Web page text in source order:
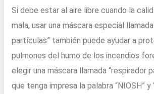
Si debe estar al aire libre cuando la
mala, usar una máscara especial
partículas” también puede ayudar a
pulmones del humo de los incendios
elegir una máscara llamada “respirador
que tenga impresa la palabra “NIOSH” y